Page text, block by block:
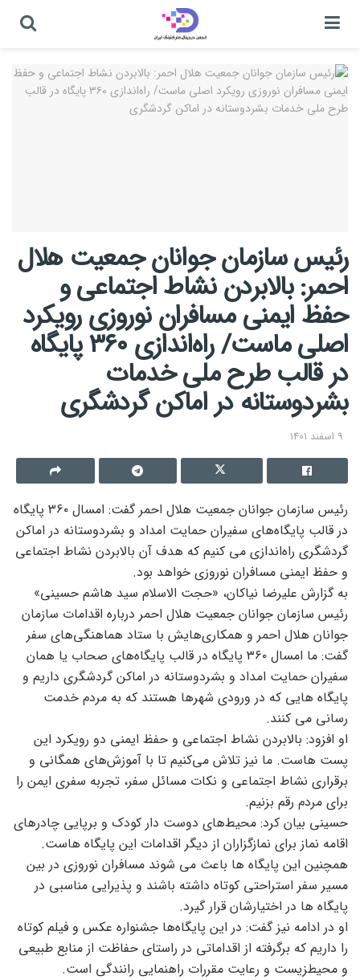
رئیس سازمان جوانان جمعیت هلال
احمر: بالابردن نشاط اجتماعی و
حفظ ایمنی مسافران نوروزی رویکرد
اصلی ماست/ راه‌اندازی ۳۶۰ پایگاه
در قالب طرح ملی خدمات
بشردوستانه در اماکن گردشگری
9 اسفند 1401
رئیس سازمان جوانان جمعیت هلال احمر گفت: امسال ۳۶۰ پایگاه
در قالب پایگاه‌های سفیران حمایت امداد و بشردوستانه در اماکن
گردشگری راه‌اندازی می کنیم که هدف آن بالابردن نشاط اجتماعی
و حفظ ایمنی مسافران نوروزی خواهد بود.
به گزارش علیرضا نیاکان، «حجت الاسلام سید هاشم حسینی»
رئیس سازمان جوانان جمعیت هلال احمر درباره اقدامات سازمان
جوانان هلال احمر و همکاری‌هایش با ستاد هماهنگی‌های سفر
گفت: ما امسال ۳۶۰ پایگاه در قالب پایگاه‌های صحاب یا همان
سفیران حمایت امداد و بشردوستانه در اماکن گردشگری داریم و
پایگاه هایی که در ورودی شهرها هستند که به مردم خدمت
رسانی می کنند.
او افزود: بالابردن نشاط اجتماعی و حفظ ایمنی دو رویکرد این
پست هاست. ما نیز تلاش می‌کنیم تا با آموزش‌های همگانی و
برقراری نشاط اجتماعی و نکات مسائل سفر، تجربه سفری ایمن را
برای مردم رقم بزنیم.
حسینی بیان کرد: محیط‌های دوست دار کودک و برپایی چادرهای
اقامه نماز برای نمازگزاران از دیگر اقدامات این پایگاه هاست.
همچنین این پایگاه ها باعث می شوند مسافران نوروزی در بین
مسیر سفر استراحتی کوتاه داشته باشند و پذیرایی مناسبی در
پایگاه ها در اختیارشان قرار گیرد.
او در ادامه نیز گفت: در این پایگاه‌ها جشنواره عکس و فیلم کوتاه
را داریم که برگرفته از اقداماتی در راستای حفاظت از منابع طبیعی
و محیطزیست و رعایت مقررات راهنمایی رانندگی است.